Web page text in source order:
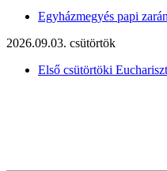
Egyházmegyés papi
2026.09.03. csütörtök
Első csütörtöki